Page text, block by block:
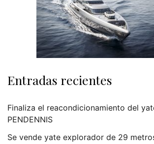
Entradas recientes
Finaliza el reacondicionamiento del
PENDENNIS
Se vende yate explorador de 29